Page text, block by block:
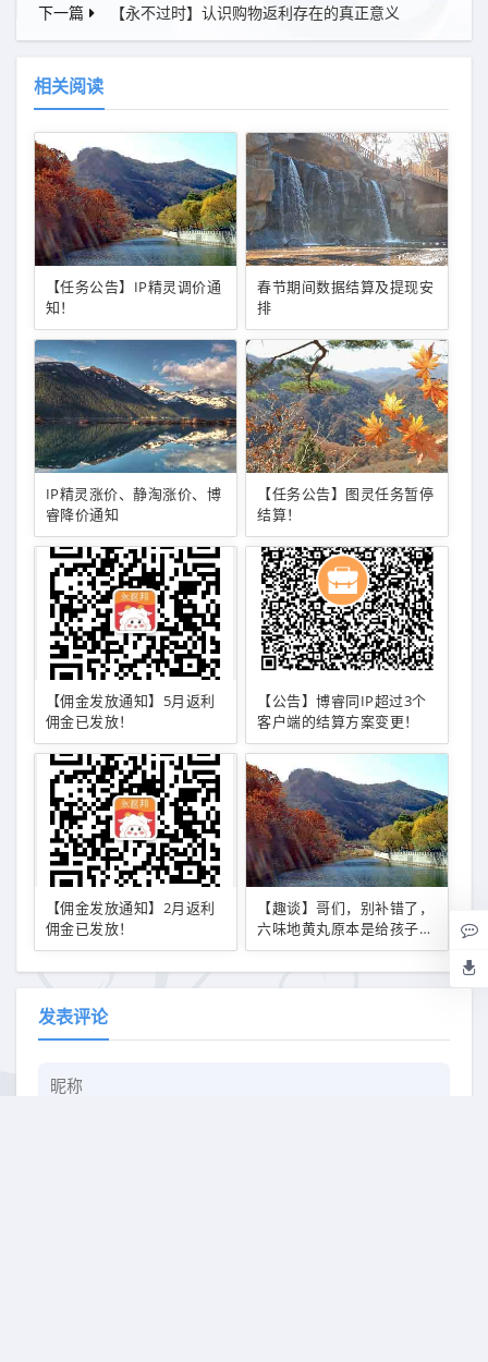
下一篇
【永不过时】认识购物返利存在的真正意义
相关阅读
【任务公告】IP精灵调价通
知！
春节期间数据结算及提现安
排
IP精灵涨价、静淘涨价、博
睿降价通知
【任务公告】图灵任务暂停
结算！
【佣金发放通知】5月返利
佣金已发放！
【公告】博睿同IP超过3个
客户端的结算方案变更！
【佣金发放通知】2月返利
佣金已发放！
【趣谈】哥们，别补错了，
六味地黄丸原本是给孩子用
的！
发表评论